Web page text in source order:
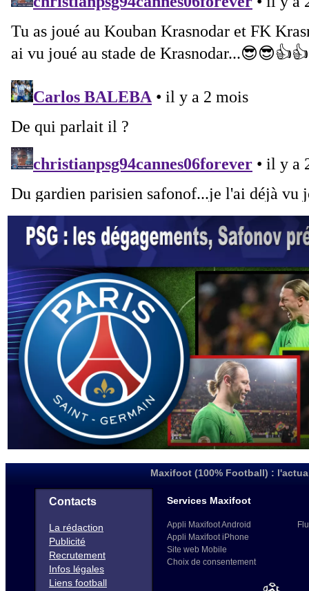
Maxifoot (100% Football) :
Contacts
La rédaction
Publicité
Recrutement
Infos légales
Liens football
Services Maxifoot
Appli Maxifoot Android
Appli Maxifoot iPhone
Site web Mobile
Choix de consentement